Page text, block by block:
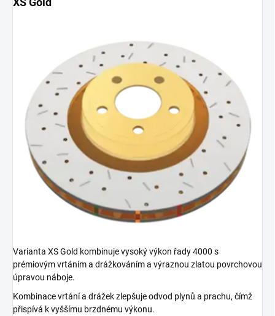
Varianta XS Gold kombinuje vysoký výkon řady 4000 s
prémiovým vrtáním a drážkováním a výraznou zlatou povrchovou
úpravou náboje.
Kombinace vrtání a drážek zlepšuje odvod plynů a prachu, čímž
přispívá k vyššímu brzdnému výkonu.